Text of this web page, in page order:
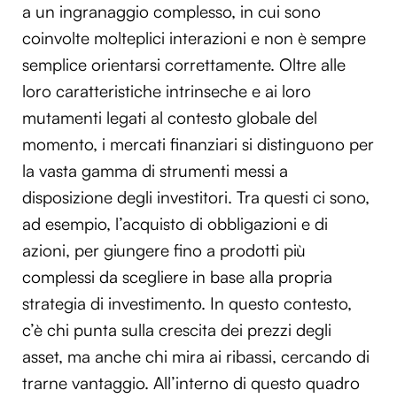
a un ingranaggio complesso, in cui sono
coinvolte molteplici interazioni e non è sempre
semplice orientarsi correttamente. Oltre alle
loro caratteristiche intrinseche e ai loro
mutamenti legati al contesto globale del
momento, i mercati finanziari si distinguono per
la vasta gamma di strumenti messi a
disposizione degli investitori. Tra questi ci sono,
ad esempio, l’acquisto di obbligazioni e di
azioni, per giungere fino a prodotti più
complessi da scegliere in base alla propria
strategia di investimento. In questo contesto,
c’è chi punta sulla crescita dei prezzi degli
asset, ma anche chi mira ai ribassi, cercando di
trarne vantaggio. All’interno di questo quadro